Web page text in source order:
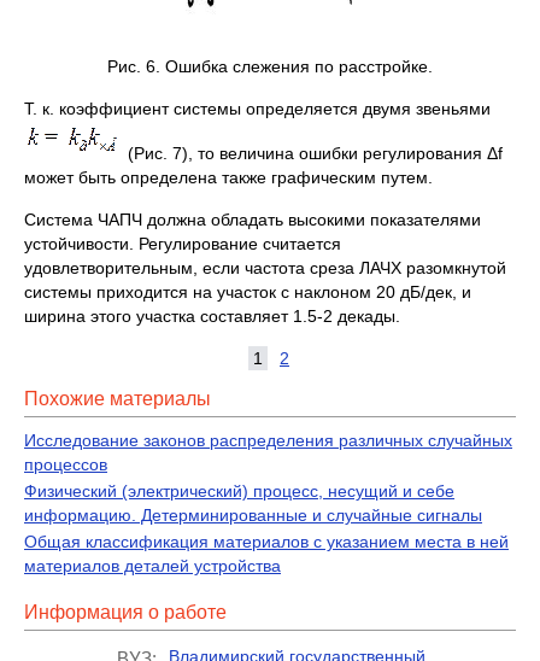
Рис. 6. Ошибка слежения по расстройке.
Т. к. коэффициент системы определяется двумя звеньями
(Рис. 7), то величина ошибки регулирования Δf
может быть определена также графическим путем.
Система ЧАПЧ должна обладать высокими показателями
устойчивости. Регулирование считается
удовлетворительным, если частота среза ЛАЧХ разомкнутой
системы приходится на участок с наклоном 20 дБ/дек, и
ширина этого участка составляет 1.5-2 декады.
1 2
Похожие материалы
Исследование законов распределения различных случайных
процессов
Физический (электрический) процесс, несущий и себе
информацию. Детерминированные и случайные сигналы
Общая классификация материалов с указанием места в ней
материалов деталей устройства
Информация о работе
Владимирский государственный